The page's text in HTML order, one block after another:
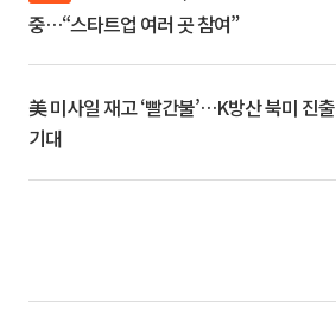
중…“스타트업 여러 곳 참여”
美 미사일 재고 ‘빨간불’…K방산 북미 진출
기대